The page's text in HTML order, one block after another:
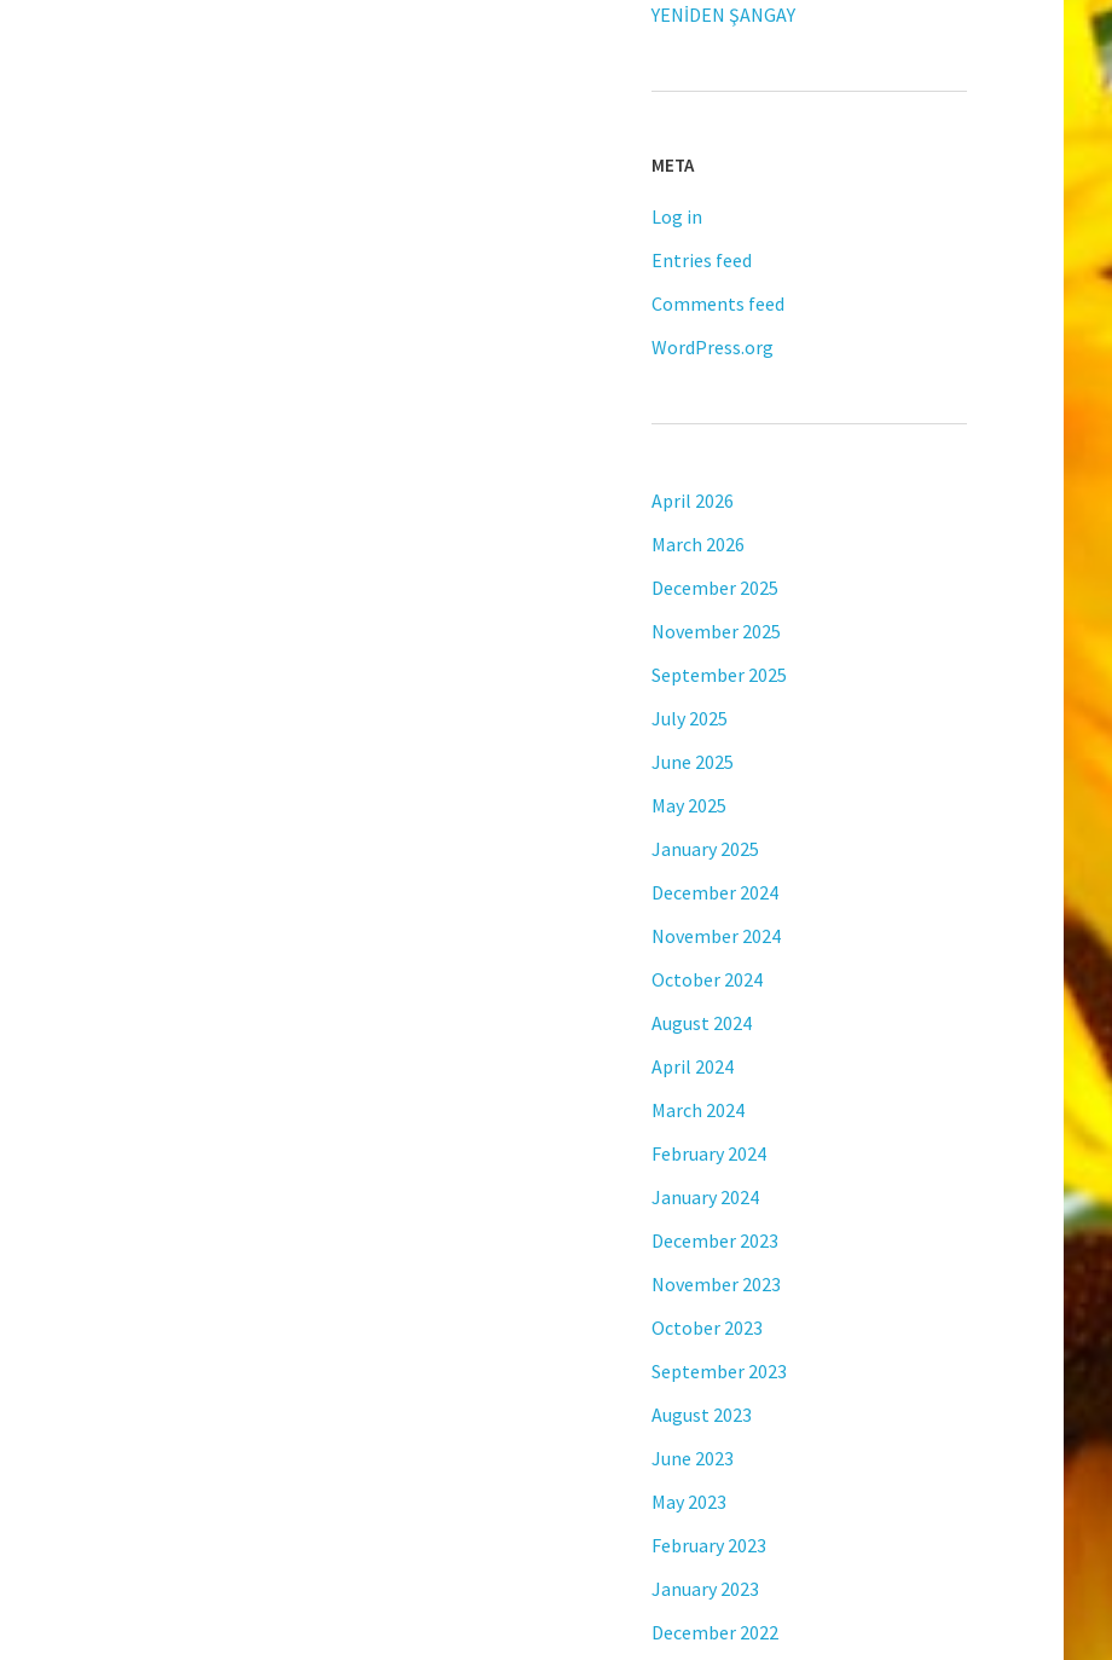
YENİDEN ŞANGAY
META
Log in
Entries feed
Comments feed
WordPress.org
April 2026
March 2026
December 2025
November 2025
September 2025
July 2025
June 2025
May 2025
January 2025
December 2024
November 2024
October 2024
August 2024
April 2024
March 2024
February 2024
January 2024
December 2023
November 2023
October 2023
September 2023
August 2023
June 2023
May 2023
February 2023
January 2023
December 2022